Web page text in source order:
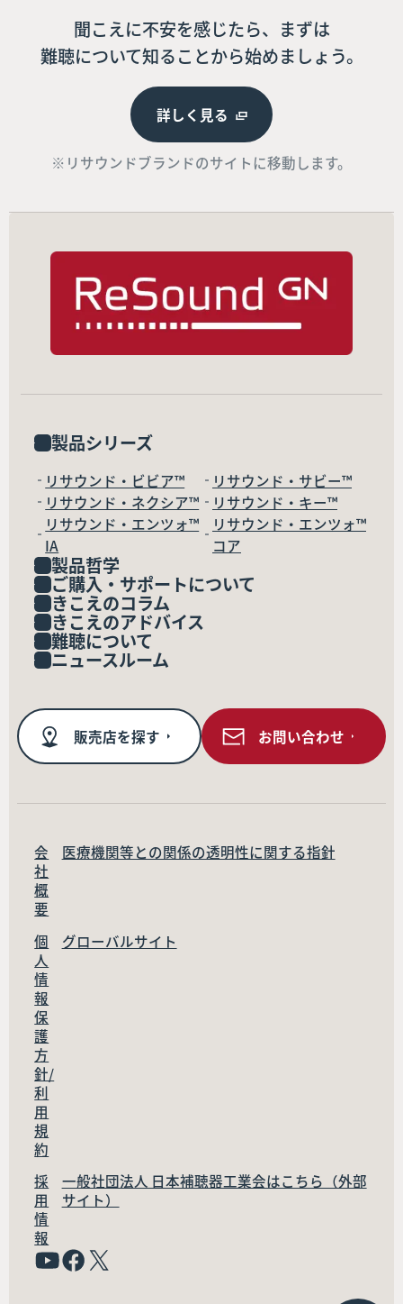
聞こえに不安を感じたら、まずは
難聴について知ることから始めましょう。
詳しく見る
※リサウンドブランドのサイトに移動します。
製品シリーズ
リサウンド・ビビア™
リサウンド・サビー™
リサウンド・ネクシア™
リサウンド・キー™
リサウンド・エンツォ™
IA
リサウンド・エンツォ™
コア
製品哲学
ご購入・サポートについて
きこえのコラム
きこえのアドバイス
難聴について
ニュースルーム
販売店を探す お問い合わせ
会
社
概
要
医療機関等との関係の透明性に関する指針
個
人
情
報
保
護
方
針/
利
用
規
約
グローバルサイト
採
用
情
報
一般社団法人 日本補聴器工業会はこちら（外部
サイト）